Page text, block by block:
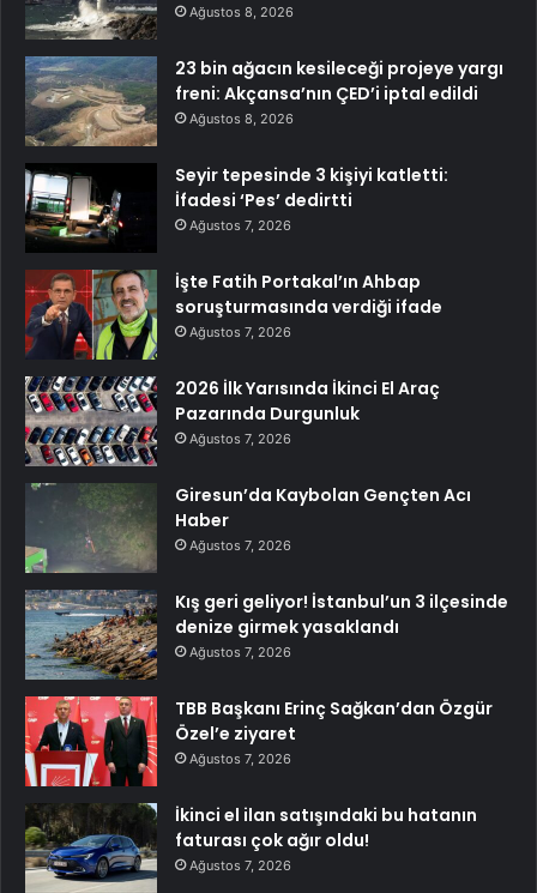
Ağustos 8, 2026
23 bin ağacın kesileceği projeye yargı
freni: Akçansa’nın ÇED’i iptal edildi
Ağustos 8, 2026
Seyir tepesinde 3 kişiyi katletti:
İfadesi ‘Pes’ dedirtti
Ağustos 7, 2026
İşte Fatih Portakal’ın Ahbap
soruşturmasında verdiği ifade
Ağustos 7, 2026
2026 İlk Yarısında İkinci El Araç
Pazarında Durgunluk
Ağustos 7, 2026
Giresun’da Kaybolan Gençten Acı
Haber
Ağustos 7, 2026
Kış geri geliyor! İstanbul’un 3 ilçesinde
denize girmek yasaklandı
Ağustos 7, 2026
TBB Başkanı Erinç Sağkan’dan Özgür
Özel’e ziyaret
Ağustos 7, 2026
İkinci el ilan satışındaki bu hatanın
faturası çok ağır oldu!
Ağustos 7, 2026